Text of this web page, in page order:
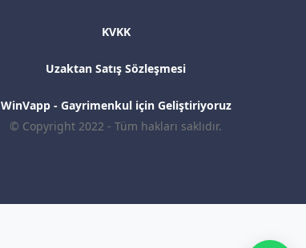
KVKK
Uzaktan Satış Sözleşmesi
WinVapp - Gayrimenkul için Geliştiriyoruz
© Copyright 2022 - Tüm hakları saklıdır.